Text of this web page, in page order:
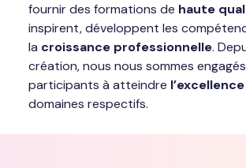
fournir des formations de haute
inspirent, développent les
la croissance professionnelle.
création, nous nous sommes
participants à atteindre l’excellence
domaines respectifs.